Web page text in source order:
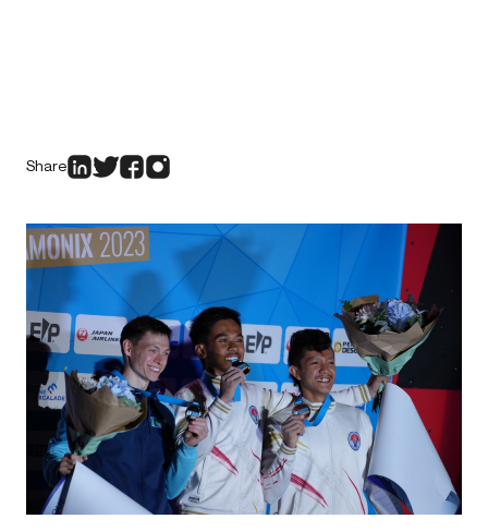
Share